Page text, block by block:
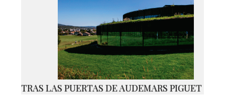
TRAS LAS PUERTAS DE AUDEMARS PIGUET